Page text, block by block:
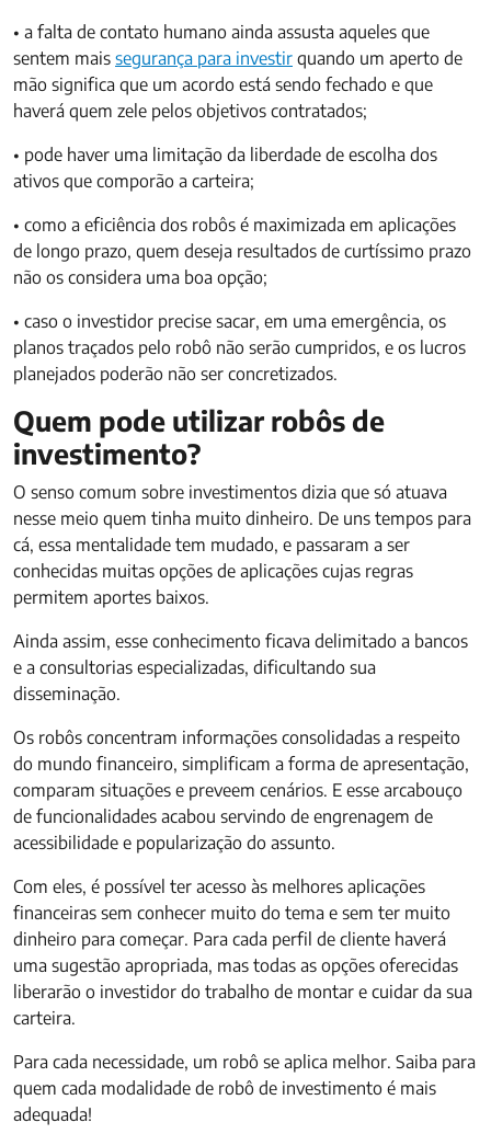
• a falta de contato humano ainda assusta aqueles que
sentem mais segurança para investir quando um aperto de
mão significa que um acordo está sendo fechado e que
haverá quem zele pelos objetivos contratados;
• pode haver uma limitação da liberdade de escolha dos
ativos que comporão a carteira;
• como a eficiência dos robôs é maximizada em aplicações
de longo prazo, quem deseja resultados de curtíssimo prazo
não os considera uma boa opção;
• caso o investidor precise sacar, em uma emergência, os
planos traçados pelo robô não serão cumpridos, e os lucros
planejados poderão não ser concretizados.
Quem pode utilizar robôs de
investimento?
O senso comum sobre investimentos dizia que só atuava
nesse meio quem tinha muito dinheiro. De uns tempos para
cá, essa mentalidade tem mudado, e passaram a ser
conhecidas muitas opções de aplicações cujas regras
permitem aportes baixos.
Ainda assim, esse conhecimento ficava delimitado a bancos
e a consultorias especializadas, dificultando sua
disseminação.
Os robôs concentram informações consolidadas a respeito
do mundo financeiro, simplificam a forma de apresentação,
comparam situações e preveem cenários. E esse arcabouço
de funcionalidades acabou servindo de engrenagem de
acessibilidade e popularização do assunto.
Com eles, é possível ter acesso às melhores aplicações
financeiras sem conhecer muito do tema e sem ter muito
dinheiro para começar. Para cada perfil de cliente haverá
uma sugestão apropriada, mas todas as opções oferecidas
liberarão o investidor do trabalho de montar e cuidar da sua
carteira.
Para cada necessidade, um robô se aplica melhor. Saiba para
quem cada modalidade de robô de investimento é mais
adequada!